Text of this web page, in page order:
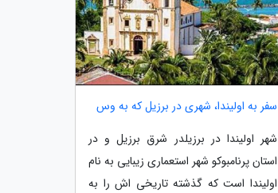
سفر به اولیندا، شهری در برزیل که به وس
شهر اولیندا در برزیلدر شرق برزیل و در
استان پرنامبوکو شهر استعماری زیبایی به نام
اولیندا است که گذشته تاریخی اش را به